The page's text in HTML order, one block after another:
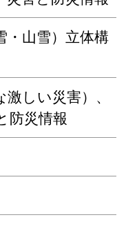
・山雪）立体構
しい災害）、
防災情報